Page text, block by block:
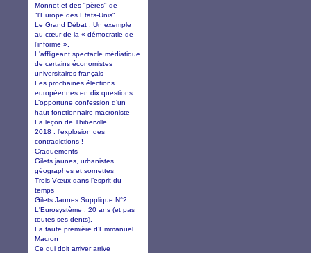
Monnet et des "pères" de
"l'Europe des Etats-Unis"
Le Grand Débat : Un exemple
au cœur de la « démocratie de
l’informe ».
L'affligeant spectacle médiatique
de certains économistes
universitaires français
Les prochaines élections
européennes en dix questions
L’opportune confession d’un
haut fonctionnaire macroniste
La leçon de Thiberville
2018 : l’explosion des
contradictions !
Craquements
Gilets jaunes, urbanistes,
géographes et sornettes
Trois Vœux dans l’esprit du
temps
Gilets Jaunes Supplique N°2
L'Eurosystème : 20 ans (et pas
toutes ses dents).
La faute première d’Emmanuel
Macron
Ce qui doit arriver arrive